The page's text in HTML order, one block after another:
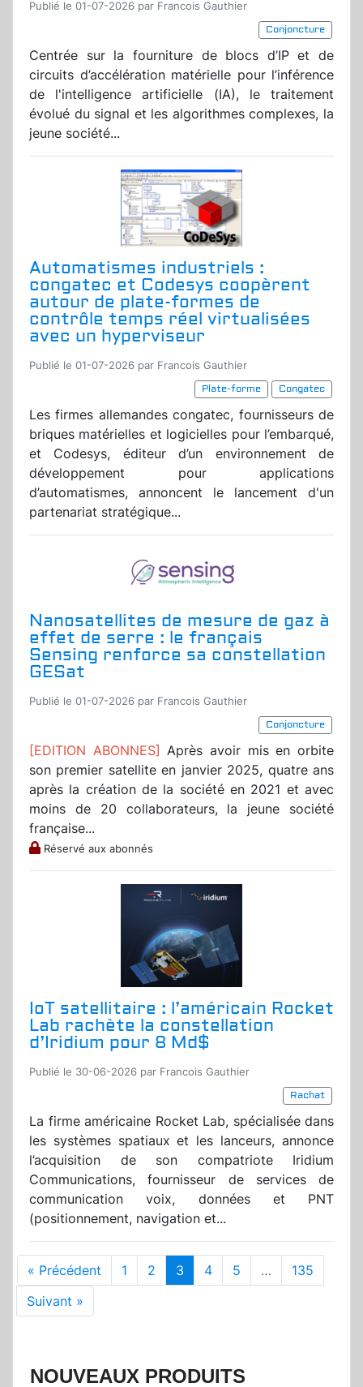
Publié le 01-07-2026 par Francois Gauthier
Conjoncture
Centrée sur la fourniture de blocs d’IP et de
circuits d’accélération matérielle pour l’inférence
de l'intelligence artificielle (IA), le traitement
évolué du signal et les algorithmes complexes, la
jeune société...
Automatismes industriels :
congatec et Codesys coopèrent
autour de plate-formes de
contrôle temps réel virtualisées
avec un hyperviseur
Publié le 01-07-2026 par Francois Gauthier
Plate-forme
Congatec
Les firmes allemandes congatec, fournisseurs de
briques matérielles et logicielles pour l’embarqué,
et Codesys, éditeur d’un environnement de
développement pour applications
d’automatismes, annoncent le lancement d'un
partenariat stratégique...
Nanosatellites de mesure de gaz à
effet de serre : le français
Sensing renforce sa constellation
GESat
Publié le 01-07-2026 par Francois Gauthier
Conjoncture
[EDITION ABONNES]Après avoir mis en orbite
son premier satellite en janvier 2025, quatre ans
après la création de la société en 2021 et avec
moins de 20 collaborateurs, la jeune société
française...
Réservé aux abonnés
IoT satellitaire : l’américain Rocket
Lab rachète la constellation
d’Iridium pour 8 Md$
Publié le 30-06-2026 par Francois Gauthier
Rachat
La firme américaine Rocket Lab, spécialisée dans
les systèmes spatiaux et les lanceurs, annonce
l’acquisition de son compatriote Iridium
Communications, fournisseur de services de
communication voix, données et PNT
(positionnement, navigation et...
« Précédent 1 2 3 4 5 …
135
Suivant »
NOUVEAUX PRODUITS